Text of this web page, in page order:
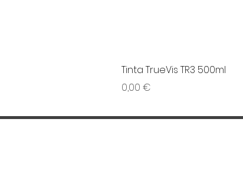
Tinta TrueVis TR3 500ml
Preço
0,00 €